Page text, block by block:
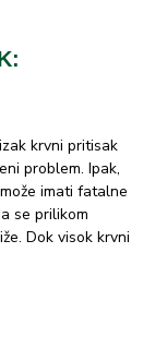
krvni pritisak
problem. Ipak,
imati fatalne
se prilikom
Dok visok krvni